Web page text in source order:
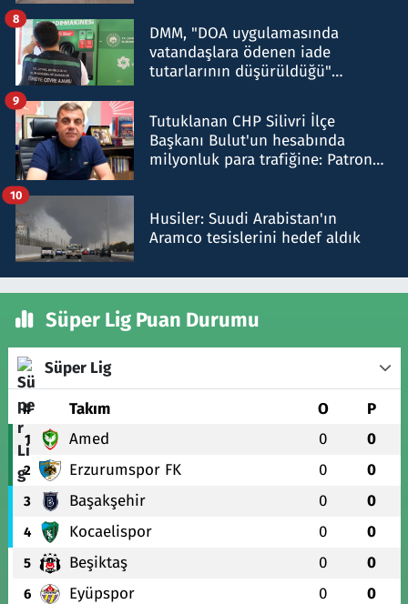
DMM, "DOA uygulamasında
vatandaşlara ödenen iade
tutarlarının düşürüldüğü"
8
Tutuklanan CHP Silivri İlçe
Başkanı Bulut'un hesabında
milyonluk para trafiğine: Patron
9
Husiler: Suudi Arabistan'ın
Aramco tesislerini hedef aldık
10
Süper Lig Puan Durumu
Süper Lig
# Takım O P
1 Amed 0 0
2 Erzurumspor FK 0 0
3 Başakşehir 0 0
4 Kocaelispor 0 0
5 Beşiktaş 0 0
6 Eyüpspor 0 0